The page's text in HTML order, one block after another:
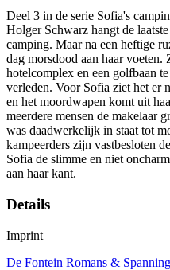
Deel 3 in de serie Sofia's
Holger Schwarz hangt de
camping. Maar na een heftige
dag morsdood aan haar
hotelcomplex en een golfbaan
verleden. Voor Sofia ziet het er
en het moordwapen komt uit
meerdere mensen de makelaar
was daadwerkelijk in staat tot
kampeerders zijn vastbesloten
Sofia de slimme en niet
aan haar kant.
Details
Imprint
De Fontein Romans & Spanning